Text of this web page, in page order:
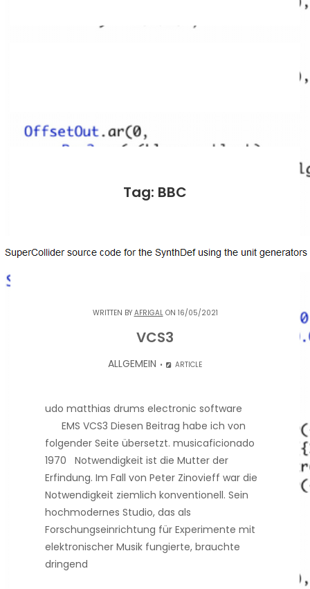
Tag: BBC
WRITTEN BY AFRIGALON 16/05/2021
VCS3
ALLGEMEIN ARTICLE
udo matthias drums electronic software
EMS VCS3 Diesen Beitrag habe ich von
folgender Seite übersetzt. musicaficionado
1970 Notwendigkeit ist die Mutter der
Erfindung. Im Fall von Peter Zinovieff war die
Notwendigkeit ziemlich konventionell. Sein
hochmodernes Studio, das als
Forschungseinrichtung für Experimente mit
elektronischer Musik fungierte, brauchte
dringend